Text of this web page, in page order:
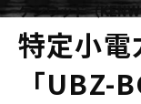
ケンウッド（
特定小電
「UBZ-